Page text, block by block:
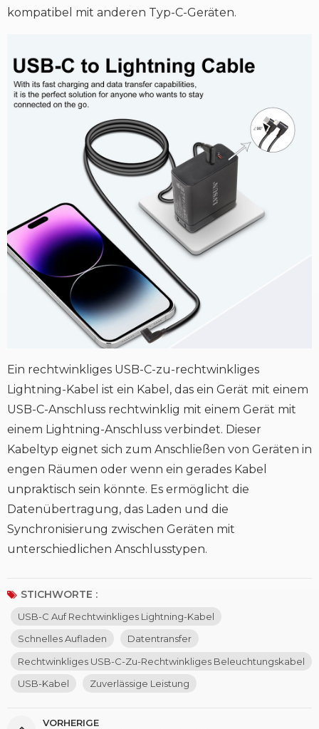
kompatibel mit anderen Typ-C-Geräten.
Ein rechtwinkliges USB-C-zu-rechtwinkliges
Lightning-Kabel ist ein Kabel, das ein Gerät mit einem
USB-C-Anschluss rechtwinklig mit einem Gerät mit
einem Lightning-Anschluss verbindet. Dieser
Kabeltyp eignet sich zum Anschließen von Geräten in
engen Räumen oder wenn ein gerades Kabel
unpraktisch sein könnte. Es ermöglicht die
Datenübertragung, das Laden und die
Synchronisierung zwischen Geräten mit
unterschiedlichen Anschlusstypen.
STICHWORTE :
USB-C Auf Rechtwinkliges Lightning-Kabel
Schnelles Aufladen
Datentransfer
Rechtwinkliges USB-C-Zu-Rechtwinkliges Beleuchtungskabel
USB-Kabel
Zuverlässige Leistung
VORHERIGE